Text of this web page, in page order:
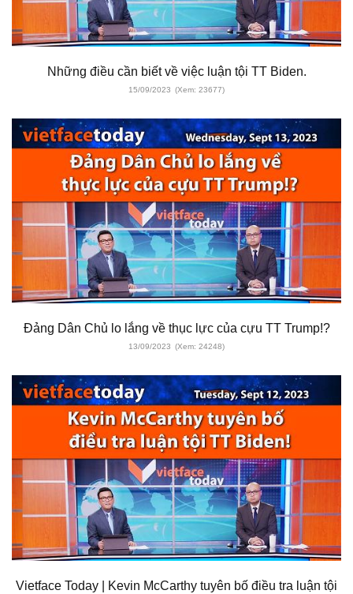
Những điều cần biết về việc luận tội TT Biden.
15/09/2023 (Xem: 23677)
Đảng Dân Chủ lo lắng về thục lực của cựu TT Trump!?
13/09/2023 (Xem: 24248)
Vietface Today | Kevin McCarthy tuyên bố điều tra luận tội